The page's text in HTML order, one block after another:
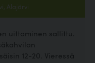
Alajärvi
uittaminen sallittu.
12-20. Vieressä